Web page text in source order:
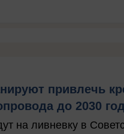
привлечь
до 2030
на ливневку в